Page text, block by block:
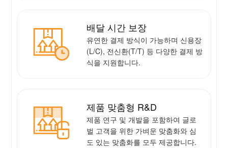
배달 시간 보장
유연한 결제 방식이 가능하며 신용장
(L/C), 전신환(T/T) 등 다양한 결제 방
식을 지원합니다.
제품 맞춤형 R&D
제품 연구 및 개발을 포함하여 글로
벌 고객을 위한 가벼운 맞춤화와 심
도 있는 맞춤화를 모두 제공합니다.